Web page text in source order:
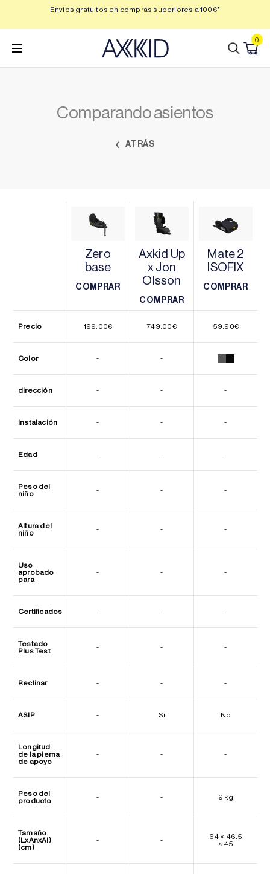
contenido
Envíos gratuitos en compras superiores a 100€*
0
Comparando asientos
ATRÁS
Zero
base
COMPRAR
Axkid Up
x Jon
Olsson
COMPRAR
COMPRAR
Mate 2
ISOFIX
COMPRAR
Precio 199.00€ 749.00€ 59.90€
Color - -
dirección - - -
Instalación - - -
Edad - - -
Peso del
niño
- - -
Altura del
niño
- - -
Uso
aprobado
para
- - -
Certificados - - -
Testado
Plus Test
- - -
Reclinar - - -
ASIP - Sí No
Longitud
de la pierna
de apoyo
- - -
Peso del
producto
- - 9 kg
Tamaño
(LxAnxAl)
(cm)
- -
64 × 46.5
× 45